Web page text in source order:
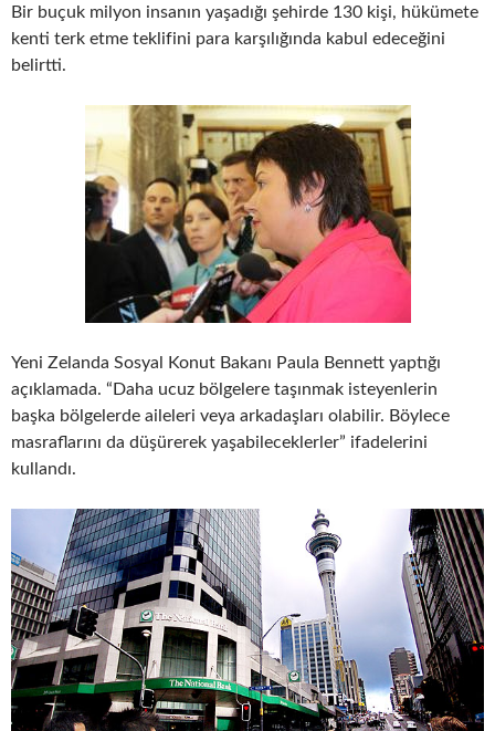
Bir buçuk milyon insanın yaşadığı şehirde 130 kişi, hükümete
kenti terk etme teklifini para karşılığında kabul edeceğini
belirtti.
Yeni Zelanda Sosyal Konut Bakanı Paula Bennett yaptığı
açıklamada. “Daha ucuz bölgelere taşınmak isteyenlerin
başka bölgelerde aileleri veya arkadaşları olabilir. Böylece
masraflarını da düşürerek yaşabileceklerler” ifadelerini
kullandı.